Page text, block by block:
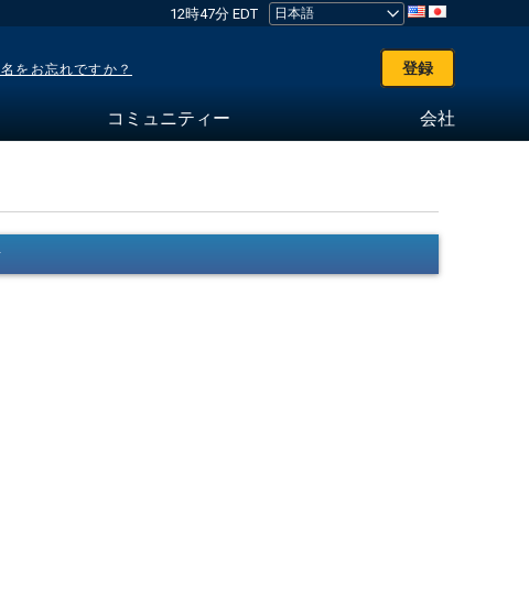
12時47分 EDT
をお忘れですか？ 登録
コミュニティー 会社